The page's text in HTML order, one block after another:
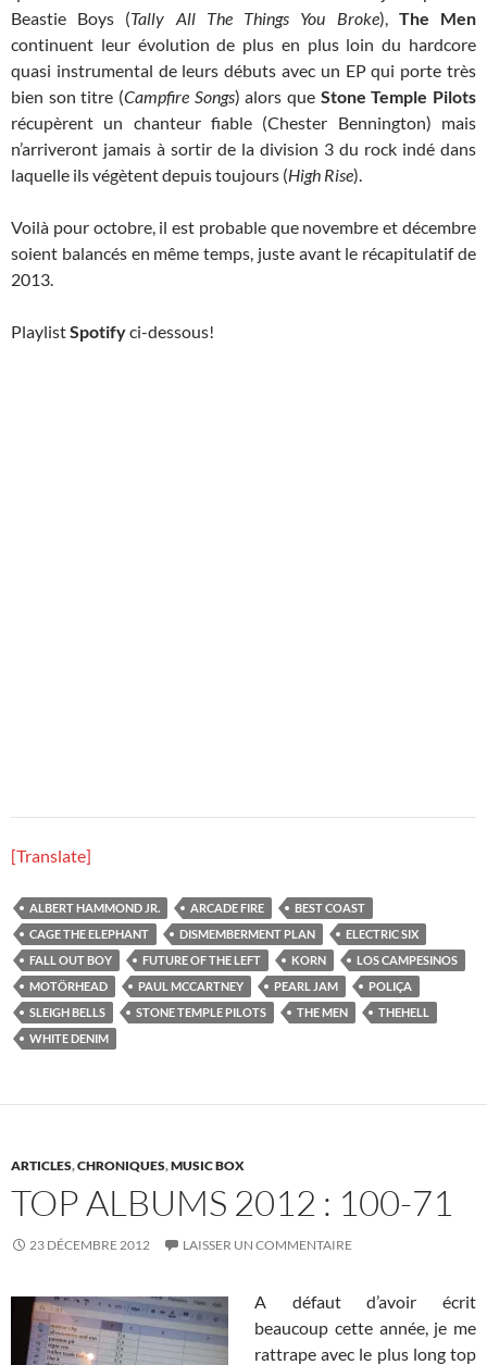
Beastie Boys (Tally All The Things You Broke), The Men
continuent leur évolution de plus en plus loin du hardcore
quasi instrumental de leurs débuts avec un EP qui porte très
bien son titre (Campfire Songs) alors que Stone Temple Pilots
récupèrent un chanteur fiable (Chester Bennington) mais
n’arriveront jamais à sortir de la division 3 du rock indé dans
laquelle ils végètent depuis toujours (High Rise).
Voilà pour octobre, il est probable que novembre et décembre
soient balancés en même temps, juste avant le récapitulatif de
2013.
PlaylistSpotifyci-dessous!
[Translate]
ALBERT HAMMOND JR. ARCADE FIRE
BEST COAST
CAGE THE ELEPHANT
DISMEMBERMENT PLAN
ELECTRIC SIX
FALL OUT BOY
FUTURE OF THE LEFT KORN
LOS CAMPESINOS
MOTÖRHEAD
PAUL MCCARTNEY PEARL JAM
POLIÇA
SLEIGH BELLS
STONE TEMPLE PILOTS THE MEN
THEHELL
WHITE DENIM
ARTICLES,CHRONIQUES,MUSIC BOX
TOP ALBUMS 2012 : 100-71
23 DÉCEMBRE 2012 LAISSER UN COMMENTAIRE
A défaut d’avoir écrit
beaucoup cette année, je me
rattrape avec le plus long top